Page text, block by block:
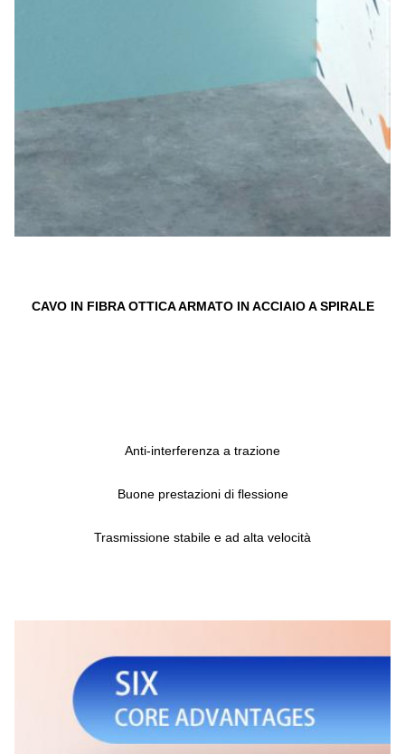
CAVO IN FIBRA OTTICA ARMATO IN ACCIAIO A SPIRALE
Anti-interferenza a trazione
Buone prestazioni di flessione
Trasmissione stabile e ad alta velocità